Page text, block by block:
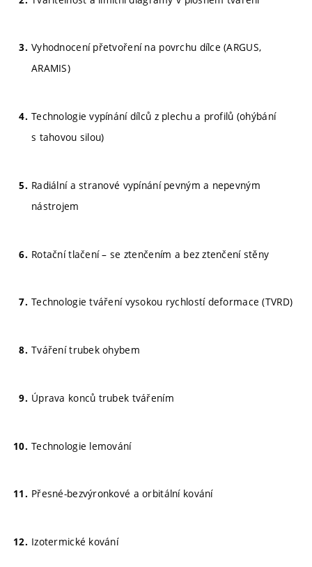
Vyhodnocení přetvoření na povrchu dílce (ARGUS,
ARAMIS)
Technologie vypínání dílců z plechu a profilů (ohýbání
s tahovou silou)
Radiální a stranové vypínání pevným a nepevným
nástrojem
Rotační tlačení – se ztenčením a bez ztenčení stěny
Technologie tváření vysokou rychlostí deformace (TVRD)
Tváření trubek ohybem
Úprava konců trubek tvářením
Technologie lemování
Přesné-bezvýronkové a orbitální kování
Izotermické kování